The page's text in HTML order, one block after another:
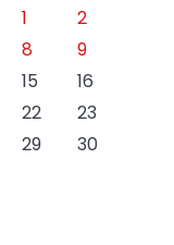
1
2
8
9
15
16
22
23
29
30